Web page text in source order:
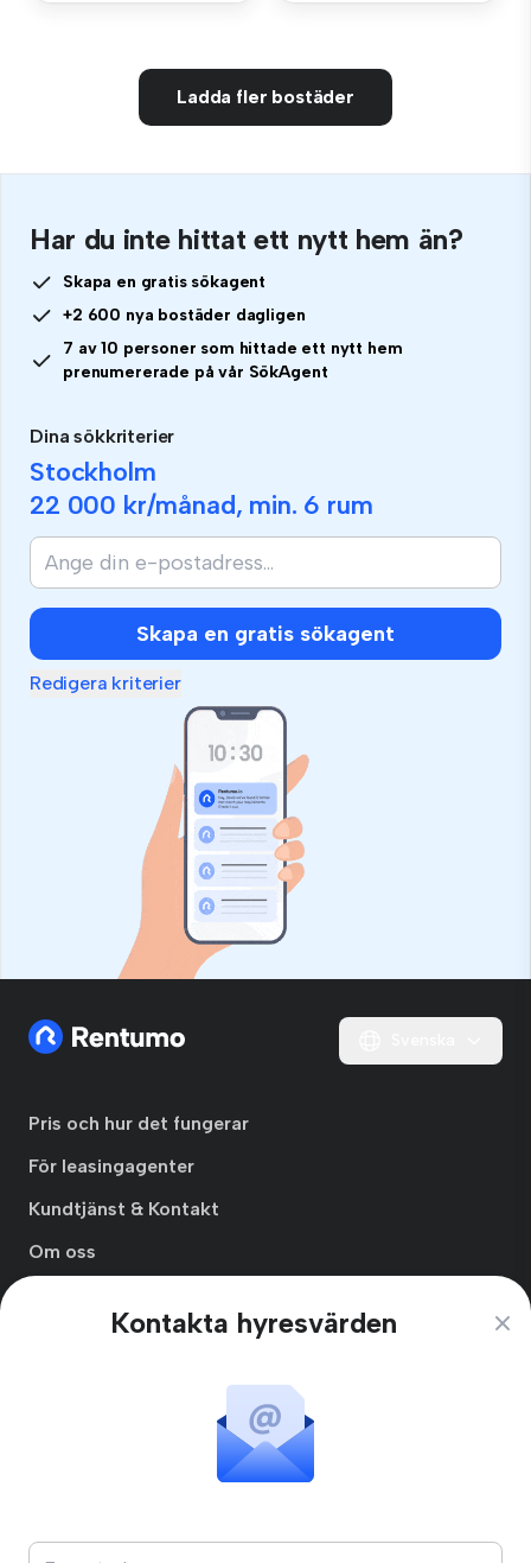
Ladda fler bostäder
Har du inte hittat ett nytt hem än?
Skapa en gratis sökagent
+2 600 nya bostäder dagligen
7 av 10 personer som hittade ett nytt hem
prenumererade på vår SökAgent
Dina sökkriterier
Stockholm
22 000 kr/månad, min. 6 rum
Skapa en gratis sökagent
Redigera kriterier
Kontakta hyresvärden
Pris och hur det fungerar
För leasingagenter
Kundtjänst & Kontakt
Om oss
Användarvillkor
Skapa Hyresgästprofil
Kungsbro Strand 29